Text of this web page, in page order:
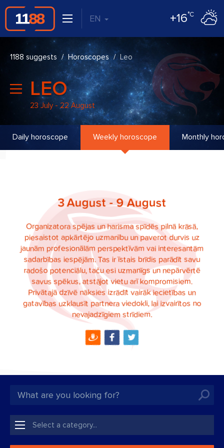
EN +16°C
1188 suggests Horoscopes Leo
LEO
23 July - 22 August
Daily horoscope Weekly horoscope Monthly
3 August - 9 August
Organizatora spējas un harisma spīdēs pilnā krāsā,
piesaistot apkārtējo uzmanību un paverot durvis uz
jaunām profesionālām perspektīvām vai interesantām
sadarbības iespējām. Tas ir īstais brīdis parādīt savu
radošo potenciālu, taču esi uzmanīgs un nepārvērtē
savus spēkus, atstājot vietu arī kompromisiem.
Privātajā dzīvē nāksies izrādīt vairāk iecietības un
gatavības uzklausīt partnera viedokli, lai izvairītos no
nevajadzīgiem strīdiem.